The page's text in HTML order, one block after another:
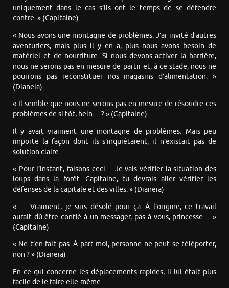
uniquement dans le cas s’ils ont le temps de se défendre
contre. » (Capitaine)
« Nous avons une montagne de problèmes. J’ai invité d’autres
aventuriers, mais plus il y en a, plus nous avons besoin de
matériel et de nourriture. Si nous devons activer la barrière,
nous ne serons pas en mesure de partir et, à ce stade, nous ne
pourrons pas reconstituer nos magasins d’alimentation. »
(Dianeia)
« Il semble que nous ne serons pas en mesure de résoudre ces
problèmes de si tôt, hein… ? » (Capitaine)
Il y avait vraiment une montagne de problèmes. Mais peu
importe la façon dont ils s’inquiétaient, il n’existait pas de
solution claire.
« Pour l’instant, faisons ceci… Je vais vérifier la situation des
loups dans la forêt. Capitaine, tu devrais aller vérifier les
défenses de la capitale et des villes. » (Dianeia)
« … Vraiment, je suis désolé pour ça. À l’origine, ce travail
aurait dû être confié à un messager, pas à vous, princesse… »
(Capitaine)
« Ne t’en fait pas. À part moi, personne ne peut se téléporter,
non ? » (Dianeia)
En ce qui concerne les déplacements rapides, il lui était plus
facile de le faire elle-même.